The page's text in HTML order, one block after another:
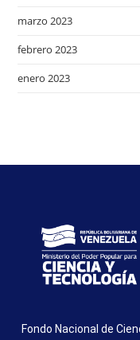
marzo 2023
febrero 2023
enero 2023
Fondo Nacional de